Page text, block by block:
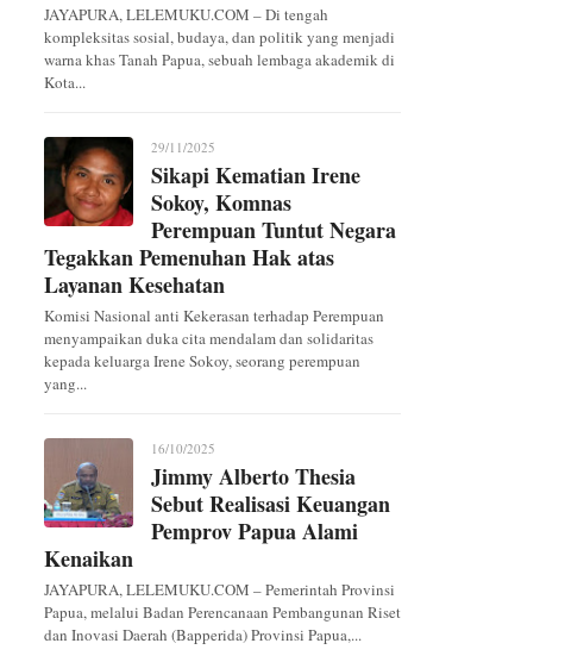
JAYAPURA, LELEMUKU.COM – Di tengah
kompleksitas sosial, budaya, dan politik yang menjadi
warna khas Tanah Papua, sebuah lembaga akademik di
Kota...
29/11/2025
Sikapi Kematian Irene
Sokoy, Komnas
Perempuan Tuntut Negara
Tegakkan Pemenuhan Hak atas
Layanan Kesehatan
Komisi Nasional anti Kekerasan terhadap Perempuan
menyampaikan duka cita mendalam dan solidaritas
kepada keluarga Irene Sokoy, seorang perempuan
yang...
16/10/2025
Jimmy Alberto Thesia
Sebut Realisasi Keuangan
Pemprov Papua Alami
Kenaikan
JAYAPURA, LELEMUKU.COM – Pemerintah Provinsi
Papua, melalui Badan Perencanaan Pembangunan Riset
dan Inovasi Daerah (Bapperida) Provinsi Papua,...